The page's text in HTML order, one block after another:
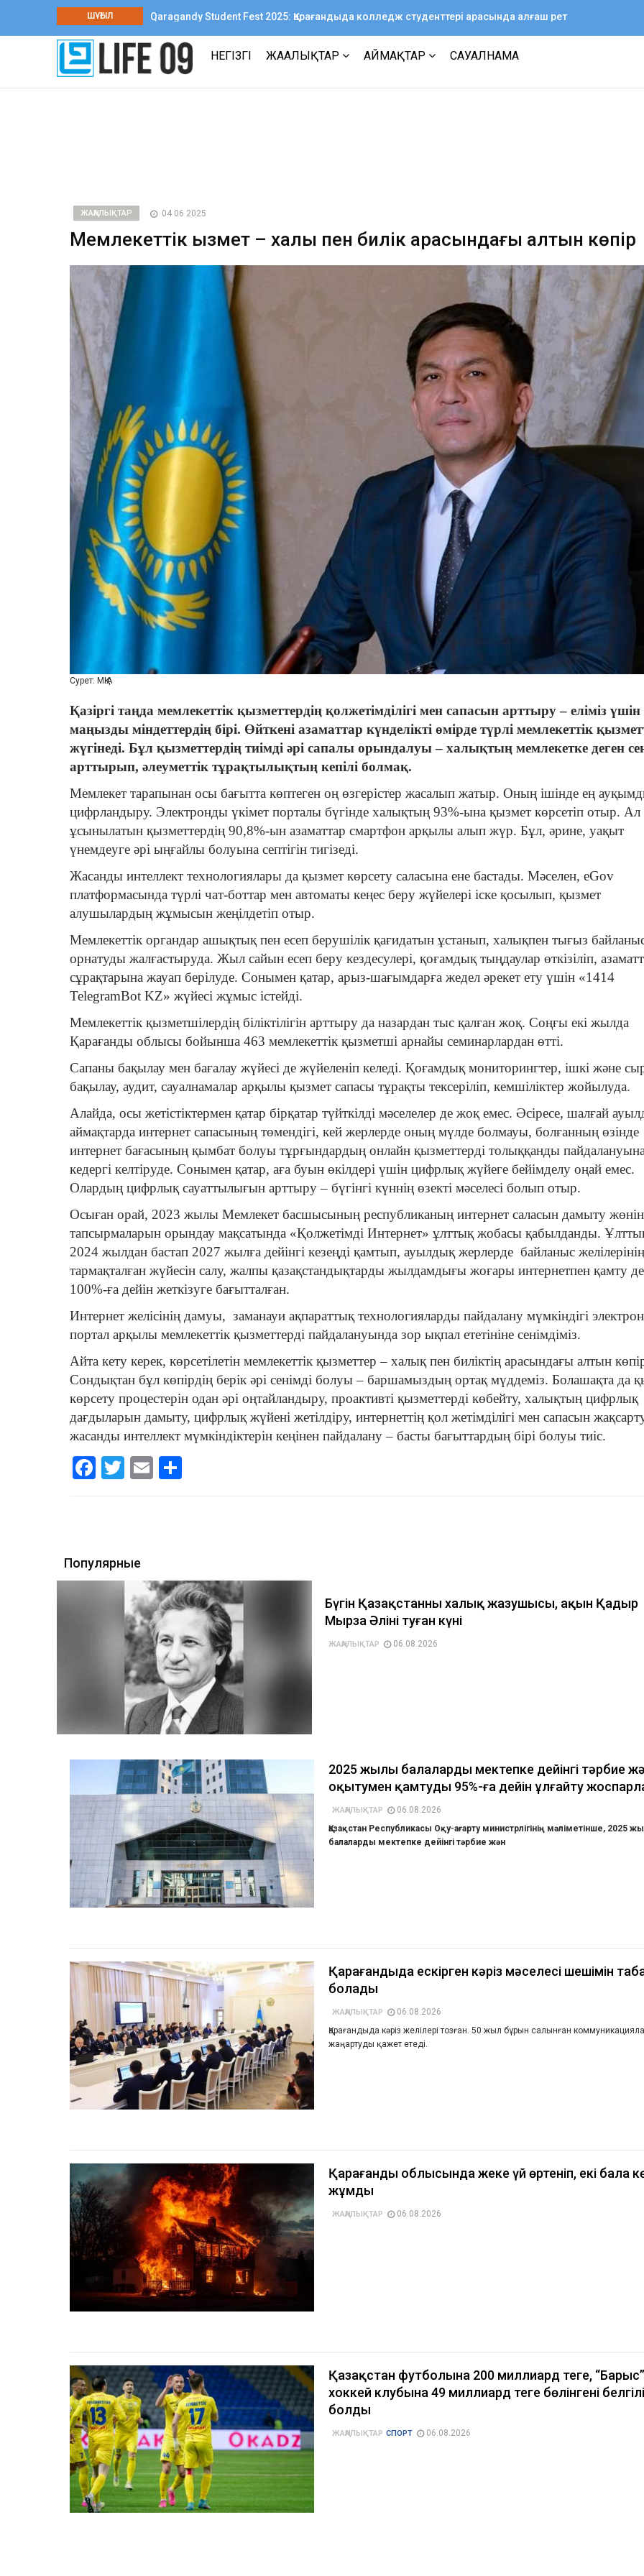
ШҰҒЫЛ
Qaragandy Student Fest 2025: Қарағандыда колледж студенттері арасында алғаш рет
шығармашылық фестиваль өтті
НЕГІЗГІ ЖАҢАЛЫҚТАР АЙМАҚТАР САУАЛНАМА
ЖАҢАЛЫҚТАР 04 06 2025
Мемлекеттік қызмет – халық пен билік арасындағы алтын көпір
Сурет: МҚІА
Қазіргі таңда мемлекеттік қызметтердің қолжетімділігі мен сапасын арттыру – еліміз үшін
маңызды міндеттердің бірі. Өйткені азаматтар күнделікті өмірде түрлі мемлекеттік
жүгінеді. Бұл қызметтердің тиімді әрі сапалы орындалуы – халықтың мемлекетке деген
арттырып, әлеуметтік тұрақтылықтың кепілі болмақ.
Мемлекет тарапынан осы бағытта көптеген оң өзгерістер жасалып жатыр. Оның ішінде ең
цифрландыру. Электронды үкімет порталы бүгінде халықтың 93%-ына қызмет көрсетіп отыр. Ал
ұсынылатын қызметтердің 90,8%-ын азаматтар смартфон арқылы алып жүр. Бұл, әрине, уақыт
үнемдеуге әрі ыңғайлы болуына септігін тигізеді.
Жасанды интеллект технологиялары да қызмет көрсету саласына ене бастады. Мәселен, eGov
платформасында түрлі чат-боттар мен автоматы кеңес беру жүйелері іске қосылып, қызмет
алушылардың жұмысын жеңілдетіп отыр.
Мемлекеттік органдар ашықтық пен есеп берушілік қағидатын ұстанып, халықпен тығыз
орнатуды жалғастыруда. Жыл сайын есеп беру кездесулері, қоғамдық тыңдаулар өткізіліп,
сұрақтарына жауап берілуде. Сонымен қатар, арыз-шағымдарға жедел әрекет ету үшін «1414
TelegramBot KZ» жүйесі жұмыс істейді.
Мемлекеттік қызметшілердің біліктілігін арттыру да назардан тыс қалған жоқ. Соңғы екі жылда
Қарағанды облысы бойынша 463 мемлекеттік қызметші арнайы семинарлардан өтті.
Сапаны бақылау мен бағалау жүйесі де жүйеленіп келеді. Қоғамдық мониторингтер, ішкі және
бақылау, аудит, сауалнамалар арқылы қызмет сапасы тұрақты тексеріліп, кемшіліктер жойылуда.
Алайда, осы жетістіктермен қатар бірқатар түйткілді мәселелер де жоқ емес. Әсіресе, шалғай
аймақтарда интернет сапасының төмендігі, кей жерлерде оның мүлде болмауы, болғанның өзінде
интернет бағасының қымбат болуы тұрғындардың онлайн қызметтерді толыққанды пайдалануына
кедергі келтіруде. Сонымен қатар, аға буын өкілдері үшін цифрлық жүйеге бейімделу оңай емес.
Олардың цифрлық сауаттылығын арттыру – бүгінгі күннің өзекті мәселесі болып отыр.
Осыған орай, 2023 жылы Мемлекет басшысының республиканың интернет саласын дамыту
тапсырмаларын орындау мақсатында «Қолжетімді Интернет» ұлттық жобасы қабылданды.
2024 жылдан бастап 2027 жылға дейінгі кезеңді қамтып, ауылдық жерлерде байланыс желілерінің
тармақталған жүйесін салу, жалпы қазақстандықтарды жылдамдығы жоғары интернетпен қамту
100%-ға дейін жеткізуге бағытталған.
Интернет желісінің дамуы, заманауи ақпараттық технологияларды пайдалану мүмкіндігі
портал арқылы мемлекеттік қызметтерді пайдалануында зор ықпал ететініне сенімдіміз.
Айта кету керек, көрсетілетін мемлекеттік қызметтер – халық пен биліктің арасындағы алтын
Сондықтан бұл көпірдің берік әрі сенімді болуы – баршамыздың ортақ мүддеміз. Болашақта да
көрсету процестерін одан әрі оңтайландыру, проактивті қызметтерді көбейту, халықтың цифрлық
дағдыларын дамыту, цифрлық жүйені жетілдіру, интернеттің қол жетімділігі мен сапасын
жасанды интеллект мүмкіндіктерін кеңінен пайдалану – басты бағыттардың бірі болуы тиіс.
Facebook
Twitter
Email
Популярные
Бүгін Қазақстанның халық жазушысы, ақын Қадыр
Мырза Әлінің туған күні
ЖАҢАЛЫҚТАР 06.08.2026
2025 жылы балаларды мектепке дейінгі тәрбие
оқытумен қамтуды 95%-ға дейін ұлғайту
ЖАҢАЛЫҚТАР
06.08.2026
Қазақстан Республикасы Оқу-ағарту министрлігінің мәліметінше, 2025
балаларды мектепке дейінгі тәрбие жән
Қарағандыда ескірген кәріз мәселесі шешімін
болады
ЖАҢАЛЫҚТАР
06.08.2026
Қарағандыда кәріз желілері тозған. 50 жыл бұрын салынған
жаңартуды қажет етеді.
Қарағанды облысында жеке үй өртеніп, екі бала
жұмды
ЖАҢАЛЫҚТАР 06.08.2026
Қазақстан футболына 200 миллиард теңге, “Барыс”
хоккей клубына 49 миллиард теңге бөлінгені белгілі
болды
ЖАҢАЛЫҚТАР СПОРТ 06.08.2026